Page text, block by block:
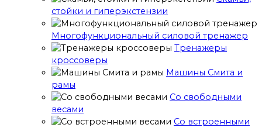
стойки и гиперэкстензии
Многофункциональный силовой тренажер
Тренажеры
кроссоверы
Машины Смита и
рамы
Со свободными
весами
Со встроенными